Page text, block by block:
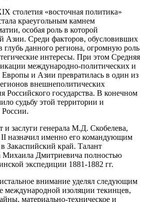
столетия «восточная политика»
краеугольным камнем
особая роль в которой
Азии. Среди факторов, обусловивших
данного региона, огромную роль
интересы. При этом Средняя
международно-политических и
Европы и Азии превратилась в один из
внешнеполитических
Российского государства. В конечном
судьбу этой территории и
России.
заслуги генерала М.Д. Скобелева,
назначил именно его командующим
Закаспийский край. Талант
Михаила Дмитриевича полностью
экспедиции 1881-1882 гг.
внимание уделял следующим
международной изоляции текинцев,
материально-техническое и